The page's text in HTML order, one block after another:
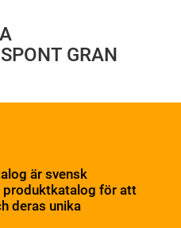
GRAN
är svensk
produktkatalog för att
deras unika